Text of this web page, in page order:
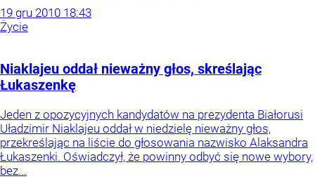
19 gru 2010 18:43
Życie
Niaklajeu oddał nieważny głos, skreślając
Łukaszenkę
Jeden z opozycyjnych kandydatów na prezydenta Białorusi
Uładzimir Niaklajeu oddał w niedzielę nieważny głos,
przekreślając na liście do głosowania nazwisko Alaksandra
Łukaszenki. Oświadczył, że powinny odbyć się nowe wybory,
bez...